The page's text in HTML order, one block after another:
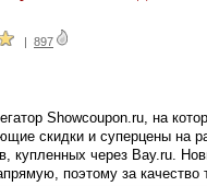
897
Showcoupon.ru, на
скидки и суперцены на
купленных через Bay.ru.
поэтому за качество